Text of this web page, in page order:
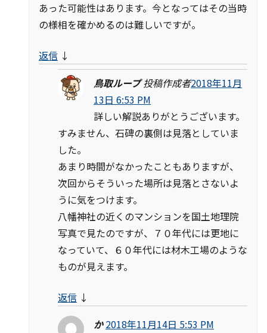
あった可能性はあります。今となってはその当時
の様相を確かめるのは難しいですが。
返信 ↓
鳥取ループ 投稿作成者2018年11月
13日 6:53 PM
詳しい解説ありがとうございます。
すみません、石碑の裏側は見落としていま
した。
あまり時間がなかったこともありますが、
次回からそういった場所は見落とさないよ
うに気をつけます。
八幡神社の近くのマンションを国土地理院
写真で見たのですが、７０年代には更地に
なっていて、６０年代には材木工場のような
ものが見えます。
返信 ↓
か 2018年11月14日 5:53 PM